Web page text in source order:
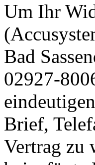
Um Ihr
Bad
02927-
Brief,
Vertrag zu